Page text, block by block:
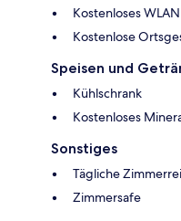
Kostenloses
Kostenlose
Speisen und
Kühlschrank
Kostenloses
Sonstiges
Tägliche
Zimmersafe